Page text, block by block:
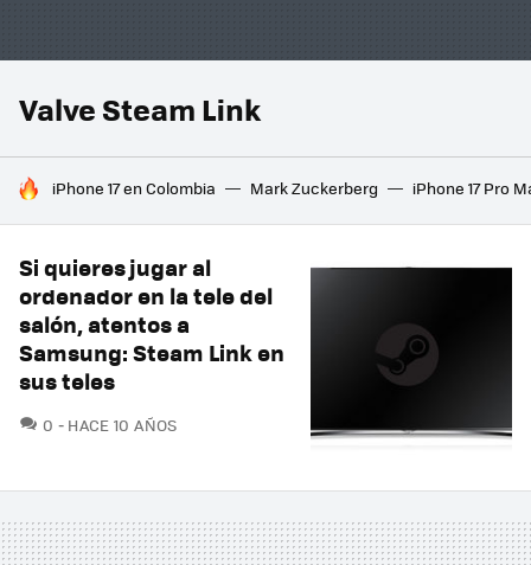
Valve Steam Link
HOY SE HABLA DE
iPhone 17 en Colombia Mark Zuckerberg iPhone 17 Pro
Si quieres jugar al
ordenador en la tele del
salón, atentos a
Samsung: Steam Link en
sus teles
0 COMENTARIOS
HACE 10 AÑOS